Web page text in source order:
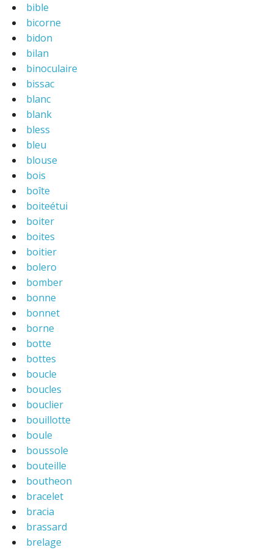
bible
bicorne
bidon
bilan
binoculaire
bissac
blanc
blank
bless
bleu
blouse
bois
boîte
boiteétui
boiter
boites
boitier
bolero
bomber
bonne
bonnet
borne
botte
bottes
boucle
boucles
bouclier
bouillotte
boule
boussole
bouteille
boutheon
bracelet
bracia
brassard
brelage